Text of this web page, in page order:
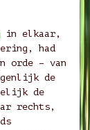
in elkaar,
had
orde – van
de
de
rechts,